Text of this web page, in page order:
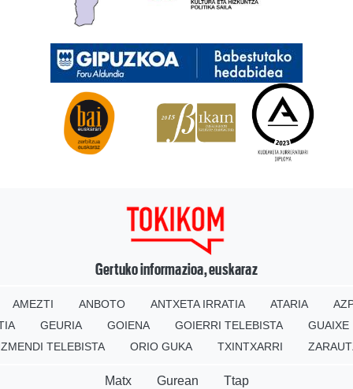
Gertuko informazioa, euskaraz
AMEZTI ANBOTO ANTXETA IRRATIA ATARIA
GEURIA GOIENA GOIERRI TELEBISTA
GUAIXE
TELEBISTA ORIO GUKA TXINTXARRI
Matx Gurean Ttap